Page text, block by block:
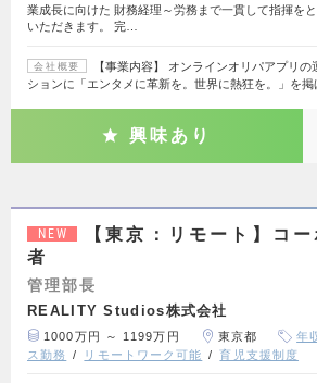
業成長に向けた 財務経理～労務まで一貫して指揮を
いただきます。 完…
会社概要
【事業内容】 オンラインオリパアプリ
ションに「エンタメに革新を。世界に熱狂を。」を掲
興味あり
NEW
【東京：リモート】コ
者
管理部長
REALITY Studios株式会社
1000万円 ～ 1199万円 東京都 年
ス勤務
リモートワーク可能 育児支援制度